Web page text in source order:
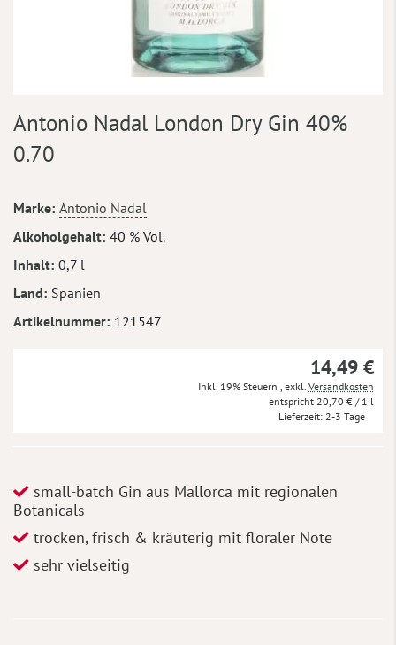
Anfang
der
Bildergalerie
Antonio Nadal London Dry Gin 40%
0.70
Mehr
Informationen
Marke Antonio Nadal
Alkoholgehalt 40 % Vol.
Inhalt 0,7 l
Land Spanien
Artikelnummer 121547
14,49 €
Inkl. 19% Steuern exkl. Versandkosten
20,70 € / 1 l
Lieferzeit 2-3 Tage
small-batch Gin aus Mallorca mit regionalen
Botanicals
trocken, frisch & kräuterig mit floraler Note
sehr vielseitig